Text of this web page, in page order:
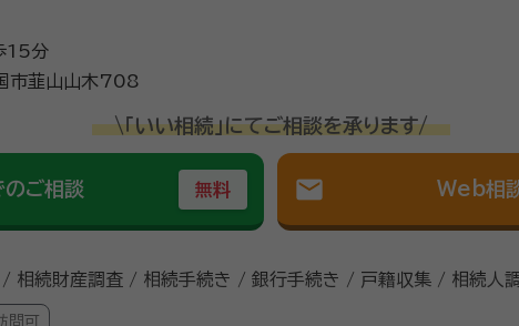
15分
市韮山山木708
\「いい相続」にてご相談を承ります/
のご相談 無料 mail Web相
相続財産調査 / 相続手続き / 銀行手続き / 戸籍収集 / 相続人
問可